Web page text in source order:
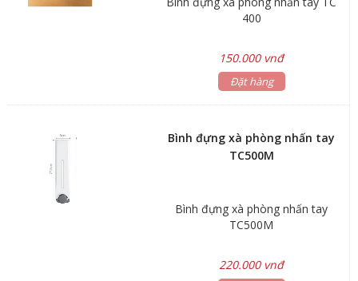
400
150.000 vnđ
Đặt hàng
Bình đựng xà phòng nhấn tay
TC500M
Bình đựng xà phòng nhấn tay
TC500M
220.000 vnđ